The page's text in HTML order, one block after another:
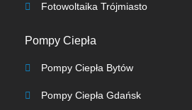
Fotowoltaika Trójmiasto
Pompy Ciepła
Pompy Ciepła Bytów
Pompy Ciepła Gdańsk